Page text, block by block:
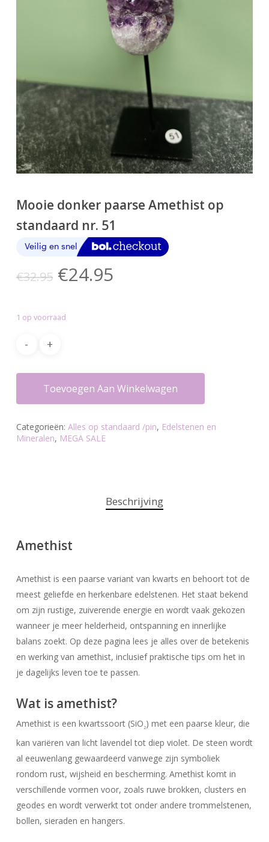
Mooie donker paarse Amethist op
standaard nr. 51
€32.95 Oorspronkelijke
was:
€32.95.
€24.95Huidige
1 op voorraad
Toevoegen Aan Winkelwagen
Categorieën: Alles op standaard /pin, Edelstenen en
Mineralen, MEGA SALE
Beschrijving
Amethist
Amethist is een paarse variant van kwarts en behoort tot de
meest geliefde en herkenbare edelstenen. Het staat bekend
om zijn rustige, zuiverende energie en wordt vaak gekozen
wanneer je meer helderheid, ontspanning en innerlijke
balans zoekt. Op deze pagina lees je alles over de betekenis
en werking van amethist, inclusief praktische tips om het in
je dagelijks leven toe te passen.
Wat is amethist?
Amethist is een kwartssoort (SiO 2) met een paarse kleur, die
kan variëren van licht lavendel tot diep violet. De steen wordt
al eeuwenlang gewaardeerd vanwege zijn symboliek
rondom rust, wijsheid en bescherming. Amethist komt in
verschillende vormen voor, zoals ruwe brokken, clusters en
geodes en wordt verwerkt tot onder andere trommelstenen,
bollen, sieraden en hangers.